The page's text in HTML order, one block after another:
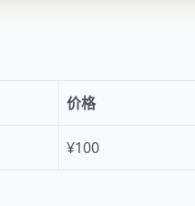
价格
¥100